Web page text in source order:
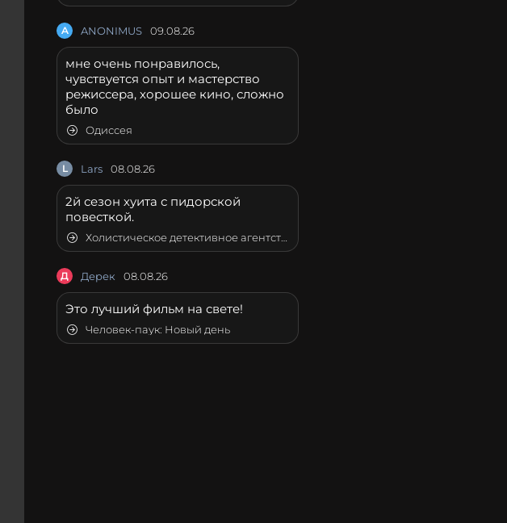
A ANONIMUS 09.08.26
мне очень понравилось,
чувствуется опыт и мастерство
режиссера, хорошее кино, сложно
было
Одиссея
L Lars 08.08.26
2й сезон хуита с пидорской
повесткой.
Холистическое детективное агентство Дирка Джентли
Д Дерек 08.08.26
Это лучший фильм на свете!
Человек-паук: Новый день